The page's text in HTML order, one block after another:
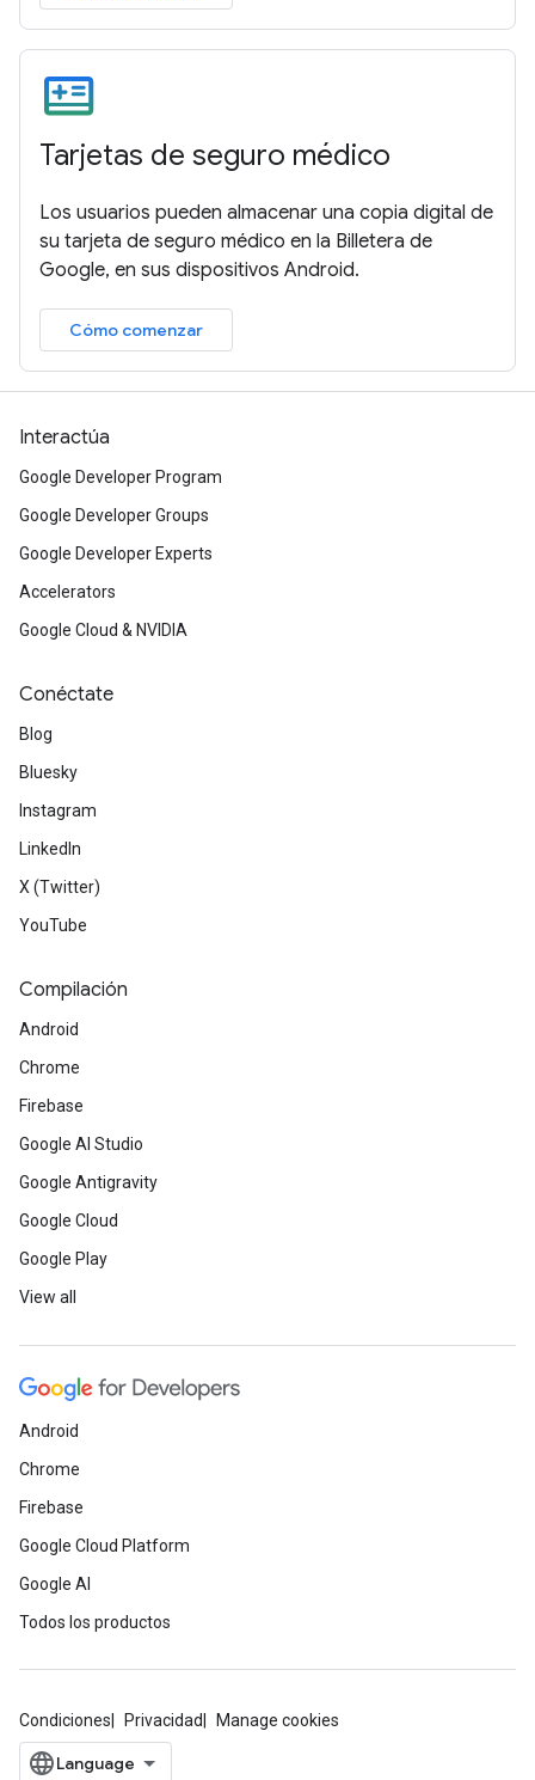
Tarjetas de seguro médico
Los usuarios pueden almacenar una copia digital de
su tarjeta de seguro médico en la Billetera de
Google, en sus dispositivos Android.
Cómo comenzar
Interactúa
Google Developer Program
Google Developer Groups
Google Developer Experts
Accelerators
Google Cloud & NVIDIA
Conéctate
Blog
Bluesky
Instagram
LinkedIn
X (Twitter)
YouTube
Compilación
Android
Chrome
Firebase
Google AI Studio
Google Antigravity
Google Cloud
Google Play
View all
Android
Chrome
Firebase
Google Cloud Platform
Google AI
Todos los productos
Condiciones Privacidad Manage cookies